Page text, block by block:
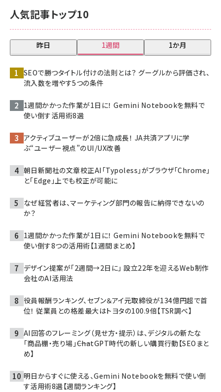
人気記事トップ10
昨日 1週間 1か月
SEOで勝つタイトル付けの法則とは？ グーグルから評価され、
流入数を増やす5つの条件
1週間かかった作業が1日に！ Gemini Notebookを無料で
使い倒す活用術8選
アクティブユーザーが2倍に急成長！ JA共済アプリに学
ぶ“ユーザー視点”のUI/UX改善
朝日新聞社の文章校正AI「Typoless」がブラウザ「Chrome」
と「Edge」上でも校正が可能に
なぜ経営者は、マーケティング部門の報告に納得できないの
か？
1週間かかった作業が1日に！ Gemini Notebookを無料で
使い倒す8つの活用術【1週間まとめ】
デザイン提案が「2週間→2日に」 設立22年を迎えるWeb制作
会社のAI活用法
役員報酬ランキング、セブン＆アイ元取締役が134億円超で首
位！ 従業員との格差最大はトヨタの100.9倍【TSR調べ】
AI回答のフレーミング（見せ方・提示）は、デジタルの新たな
「商品棚・売り場」――ChatGPT時代の新しい購買行動【SEOまと
め】
明日からすぐに使える、Gemini Notebookを無料で使い倒
す活用術8選【週間ランキング】